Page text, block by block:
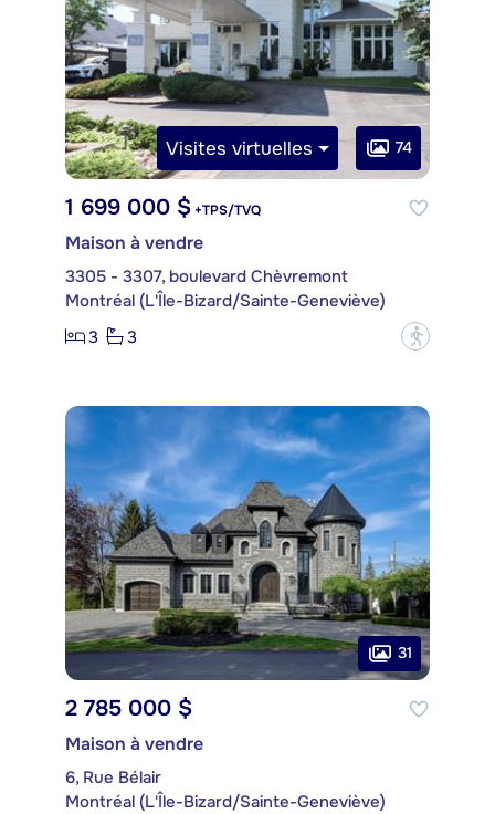
Visites virtuelles 74
1 699 000 $ +TPS/TVQ
Maison à vendre
3305 - 3307, boulevard Chèvremont
Montréal (L'Île-Bizard/Sainte-Geneviève)
3
3 ?
31
2 785 000 $
Maison à vendre
6, Rue Bélair
Montréal (L'Île-Bizard/Sainte-Geneviève)